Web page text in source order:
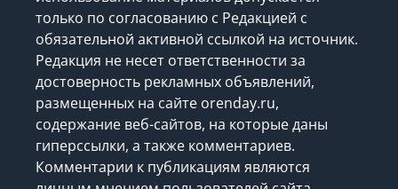
только по согласованию с Редакцией с
обязательной активной ссылкой на источник.
Редакция не несет ответственности за
достоверность рекламных объявлений,
размещенных на сайте orenday.ru,
содержание веб-сайтов, на которые даны
гиперссылки, а также комментариев.
Комментарии к публикациям являются